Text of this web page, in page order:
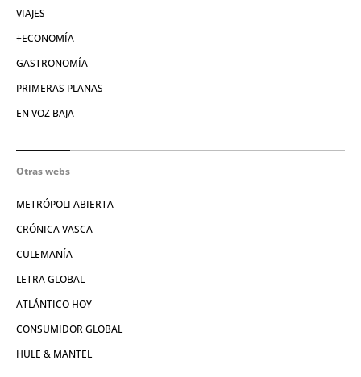
VIAJES
+ECONOMÍA
GASTRONOMÍA
PRIMERAS PLANAS
EN VOZ BAJA
Otras webs
METRÓPOLI ABIERTA
CRÓNICA VASCA
CULEMANÍA
LETRA GLOBAL
ATLÁNTICO HOY
CONSUMIDOR GLOBAL
HULE & MANTEL